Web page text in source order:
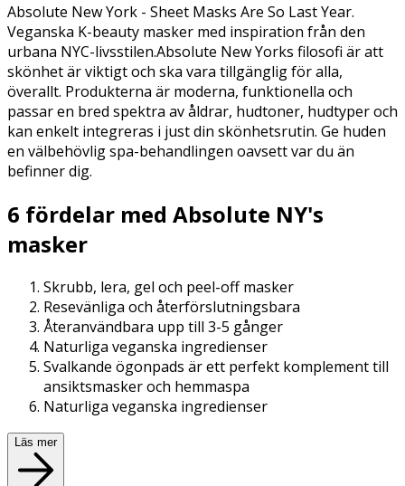
Absolute New York - Sheet Masks Are So Last Year.
Veganska K-beauty masker med inspiration från den
urbana NYC-livsstilen.Absolute New Yorks filosofi är att
skönhet är viktigt och ska vara tillgänglig för alla,
överallt. Produkterna är moderna, funktionella och
passar en bred spektra av åldrar, hudtoner, hudtyper och
kan enkelt integreras i just din skönhetsrutin. Ge huden
en välbehövlig spa-behandlingen oavsett var du än
befinner dig.
6 fördelar med Absolute NY's
masker
Skrubb, lera, gel och peel-off masker
Resevänliga och återförslutningsbara
Återanvändbara upp till 3-5 gånger
Naturliga veganska ingredienser
Svalkande ögonpads är ett perfekt komplement till
ansiktsmasker och hemmaspa
Naturliga veganska ingredienser
Läs mer